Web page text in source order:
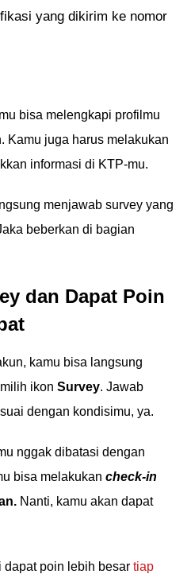
yang dikirim ke nomor
bisa melengkapi profilmu
Kamu juga harus melakukan
informasi di KTP-mu.
menjawab survey yang
beberkan di bagian
dan Dapat Poin
kamu bisa langsung
ikon Survey. Jawab
dengan kondisimu, ya.
nggak dibatasi dengan
bisa melakukan check-in
Nanti, kamu akan dapat
dapat poin lebih besar tiap